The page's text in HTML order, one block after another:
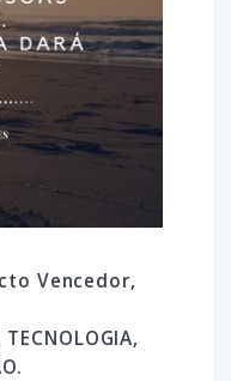
Vencedor,
TECNOLOGIA,